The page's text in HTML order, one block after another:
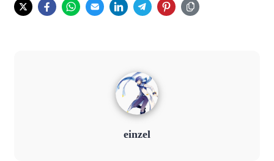
einzel